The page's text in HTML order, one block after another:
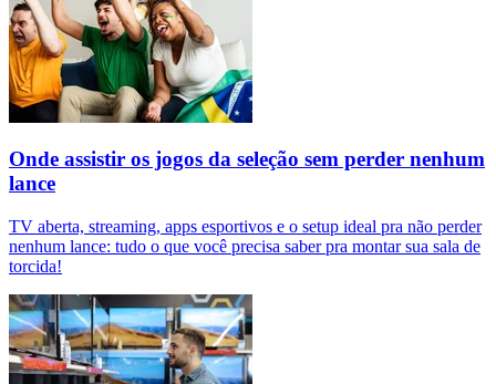
Onde assistir os jogos da seleção sem perder nenhum
lance
TV aberta, streaming, apps esportivos e o setup ideal pra não perder
nenhum lance: tudo o que você precisa saber pra montar sua sala de
torcida!